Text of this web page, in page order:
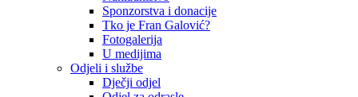
Sponzorstva i donacije
Tko je Fran Galović?
Fotogalerija
U medijima
Odjeli i službe
Dječji odjel